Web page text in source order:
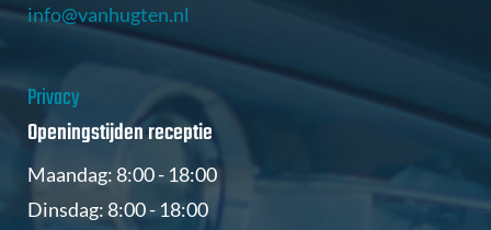
info@vanhugten.nl
Privacy
Openingstijden receptie
Maandag: 8:00 - 18:00
Dinsdag: 8:00 - 18:00